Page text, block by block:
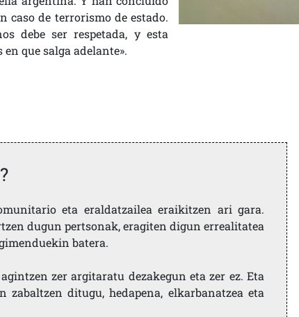
caso de terrorismo de estado.
debe ser respetada, y esta
que salga adelante».
eta eraldatzailea eraikitzen ari gara.
dugun pertsonak, eragiten digun errealitatea
batera.
zer argitaratu dezakegun eta zer ez. Eta
ditugu, hedapena, elkarbanatzea eta